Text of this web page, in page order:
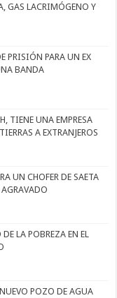
GAS LACRIMÓGENO Y
PRISIÓN PARA UN EX
BANDA
TIENE UNA EMPRESA
A EXTRANJEROS
UN CHOFER DE SAETA
LA POBREZA EN EL
POZO DE AGUA